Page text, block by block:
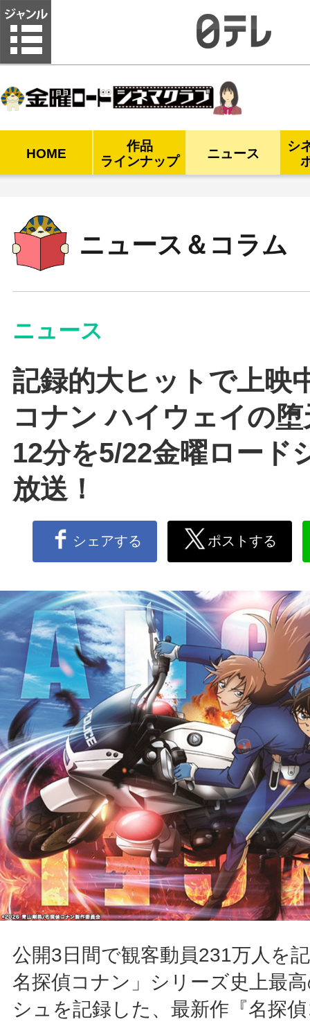
HOME
作品
ラインナップ
ニュース
シ
ニュース＆コラム
ニュース
記録的大ヒットで上映
コナン ハイウェイの
12分を5/22金曜ロード
放送！
シェアする ポストする
公開3日間で観客動員231万人を
名探偵コナン」シリーズ史上最
シュを記録した、最新作『名探